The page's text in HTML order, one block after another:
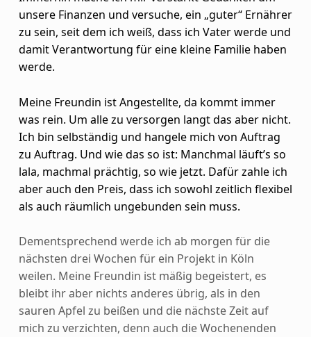
unsere Finanzen und versuche, ein „guter“ Ernährer
zu sein, seit dem ich weiß, dass ich Vater werde und
damit Verantwortung für eine kleine Familie haben
werde.
Meine Freundin ist Angestellte, da kommt immer
was rein. Um alle zu versorgen langt das aber nicht.
Ich bin selbständig und hangele mich von Auftrag
zu Auftrag. Und wie das so ist: Manchmal läuft’s so
lala, machmal prächtig, so wie jetzt. Dafür zahle ich
aber auch den Preis, dass ich sowohl zeitlich flexibel
als auch räumlich ungebunden sein muss.
Dementsprechend werde ich ab morgen für die
nächsten drei Wochen für ein Projekt in Köln
weilen. Meine Freundin ist mäßig begeistert, es
bleibt ihr aber nichts anderes übrig, als in den
sauren Apfel zu beißen und die nächste Zeit auf
mich zu verzichten, denn auch die Wochenenden